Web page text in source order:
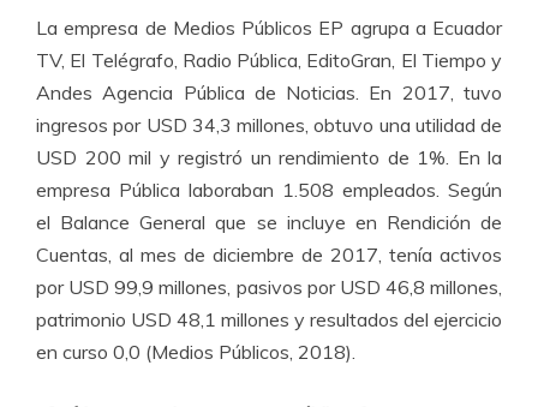
La empresa de Medios Públicos EP agrupa a Ecuador
TV, El Telégrafo, Radio Pública, EditoGran, El Tiempo y
Andes Agencia Pública de Noticias. En 2017, tuvo
ingresos por USD 34,3 millones, obtuvo una utilidad de
USD 200 mil y registró un rendimiento de 1%. En la
empresa Pública laboraban 1.508 empleados. Según
el Balance General que se incluye en Rendición de
Cuentas, al mes de diciembre de 2017, tenía activos
por USD 99,9 millones, pasivos por USD 46,8 millones,
patrimonio USD 48,1 millones y resultados del ejercicio
en curso 0,0 (Medios Públicos, 2018).